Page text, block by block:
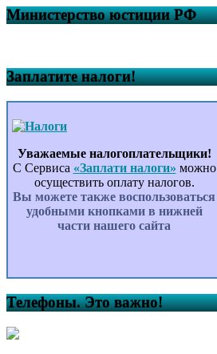
Министерство юстиции РФ
Заплатите налоги!
Уважаемые налогоплательщики!
С Сервиса «Заплати налоги» можно
осуществить оплату налогов.
Вы можете также воспользоваться
удобными кнопками в нижней
части нашего сайта
Телефоны. Это важно!